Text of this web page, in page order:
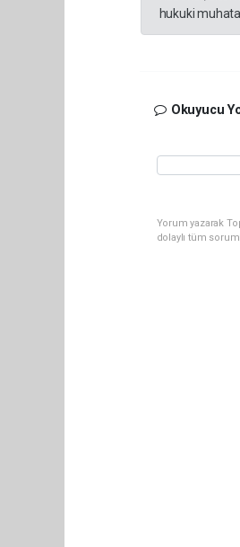
hukuki
Okuyucu
Yorum yazarak
dolaylı tüm